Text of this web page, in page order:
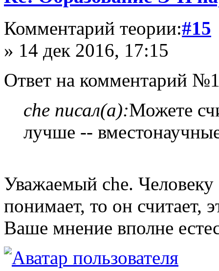
Комментарий теории:#15
» 14 дек 2016, 17:15
Ответ на комментарий
che писал(а):Можете
лучше --
Уважаемый che. Человеку
понимает, то он считает,
Ваше мнение вполне